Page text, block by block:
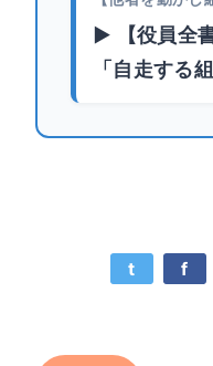
▶ 【役員全
「自走する
t f